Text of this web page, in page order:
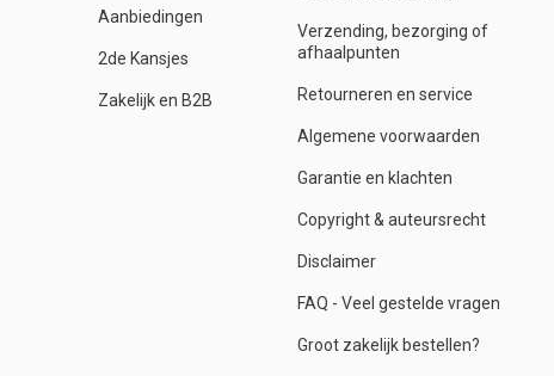
Aanbiedingen
2de Kansjes
Zakelijk en B2B
Verzending, bezorging of
afhaalpunten
Retourneren en service
Algemene voorwaarden
Garantie en klachten
Copyright & auteursrecht
Disclaimer
FAQ - Veel gestelde vragen
Groot zakelijk bestellen?